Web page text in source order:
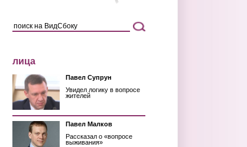
лица
Павел Супрун
Увидел логику в вопросе
жителей
Павел Малков
Рассказал о «вопросе
выживания»